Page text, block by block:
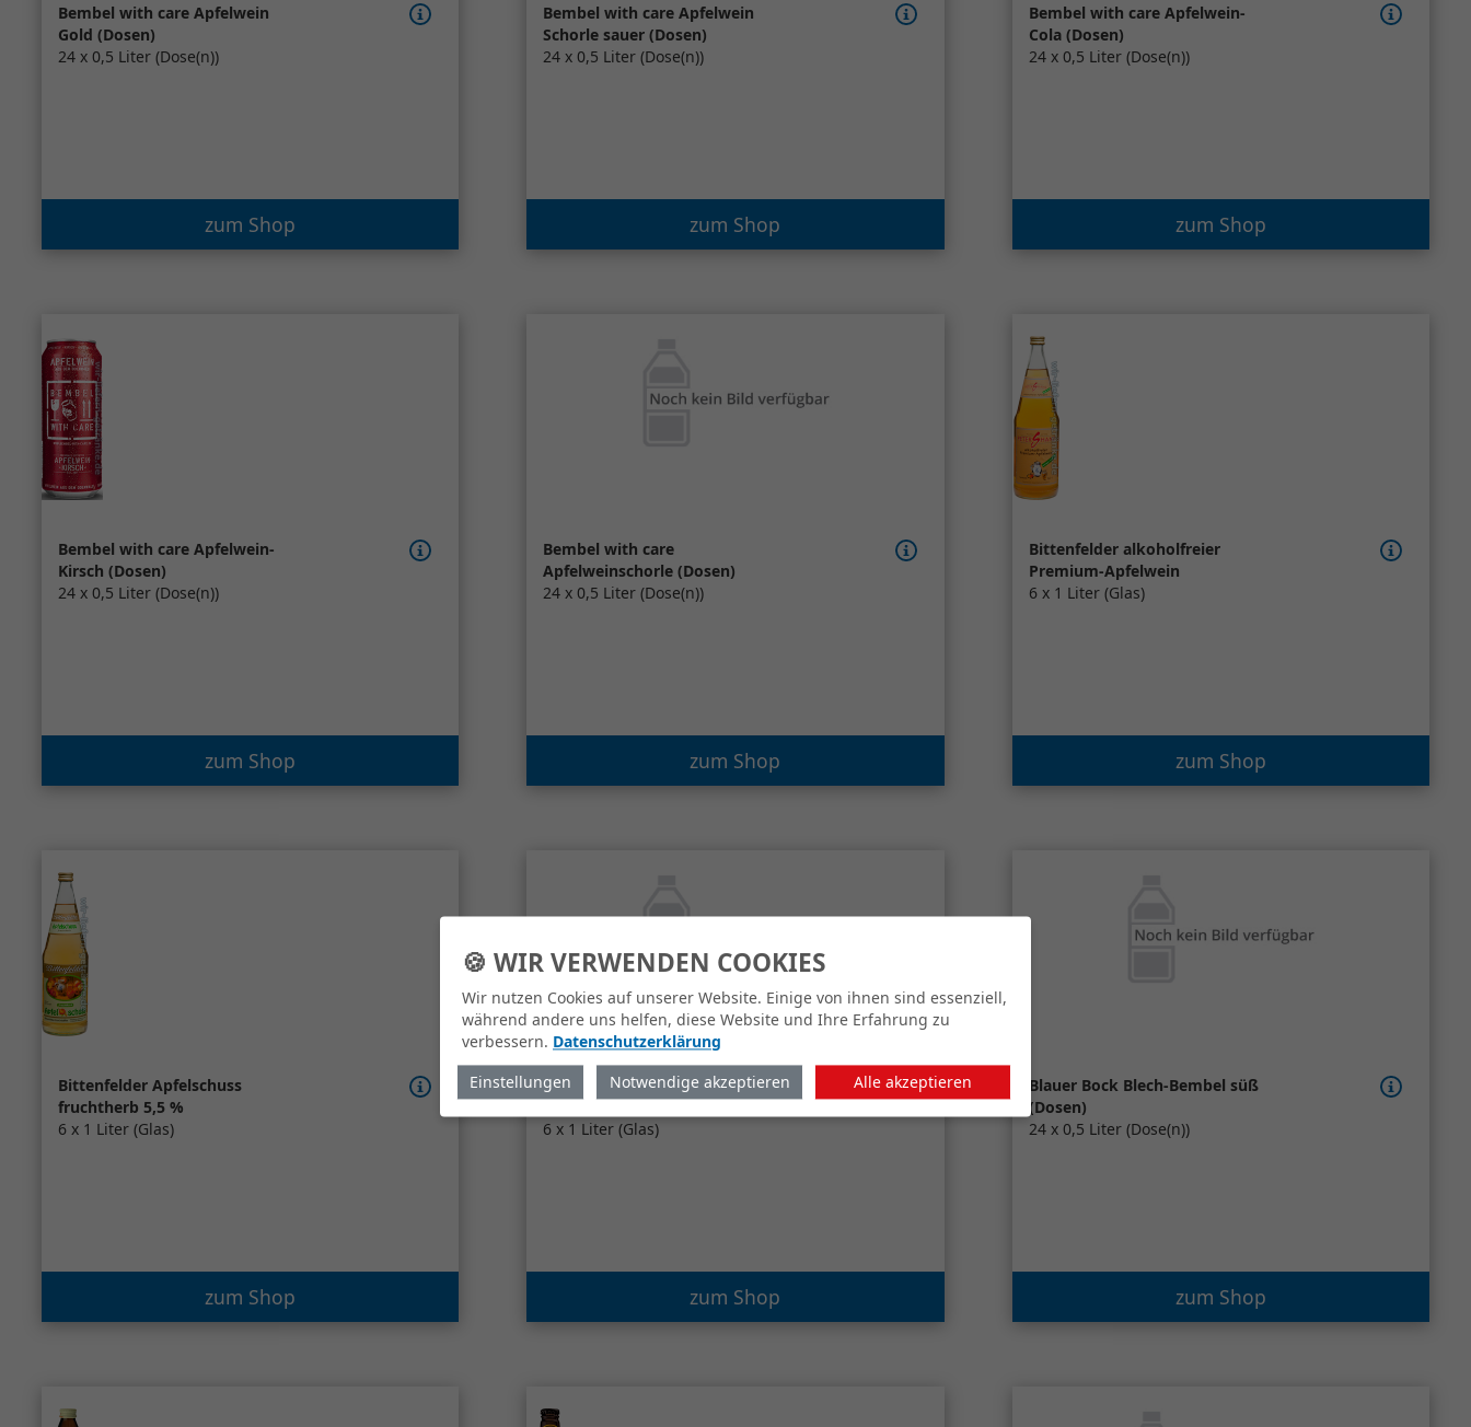
Bembel with care Apfelwein
Gold (Dosen)
24 x 0,5 Liter (Dose(n))
zum Shop
Bembel with care Apfelwein
Schorle sauer (Dosen)
24 x 0,5 Liter (Dose(n))
zum Shop
Bembel with care Apfelwein-
Cola (Dosen)
24 x 0,5 Liter (Dose(n))
zum Shop
Bembel with care Apfelwein-
Kirsch (Dosen)
24 x 0,5 Liter (Dose(n))
zum Shop
Bembel with care
Apfelweinschorle (Dosen)
24 x 0,5 Liter (Dose(n))
zum Shop
Bittenfelder alkoholfreier
Premium-Apfelwein
6 x 1 Liter (Glas)
zum Shop
Bittenfelder Apfelschuss
fruchtherb 5,5 %
6 x 1 Liter (Glas)
zum Shop
Bittenfelder Petershans
alkoholfreier Apfelwein feinherb
6 x 1 Liter (Glas)
zum Shop
Blauer Bock Blech-Bembel süß
(Dosen)
24 x 0,5 Liter (Dose(n))
zum Shop
🍪 WIR VERWENDEN COOKIES
Wir nutzen Cookies auf unserer Website. Einige von ihnen sind essenziell,
während andere uns helfen, diese Website und Ihre Erfahrung zu
verbessern. Datenschutzerklärung
Einstellungen
Notwendige akzeptieren Alle akzeptieren